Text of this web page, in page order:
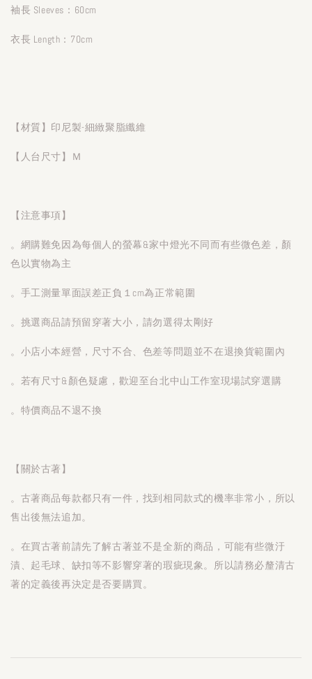
袖長 Sleeves：60cm
衣長 Length：70cm
【材質】印尼製-細緻聚脂纖維
【人台尺寸】Ｍ
【注意事項】
。網購難免因為每個人的螢幕&家中燈光不同而有些微色差，顏
色以實物為主
。手工測量單面誤差正負１cm為正常範圍
。挑選商品請預留穿著大小，請勿選得太剛好
。小店小本經營，尺寸不合、色差等問題並不在退換貨範圍內
。若有尺寸&顏色疑慮，歡迎至台北中山工作室現場試穿選購
。特價商品不退不換
【關於古著】
。古著商品每款都只有一件，找到相同款式的機率非常小，所以
售出後無法追加。
。在買古著前請先了解古著並不是全新的商品，可能有些微汙
漬、起毛球、缺扣等不影響穿著的瑕疵現象。所以請務必釐清古
著的定義後再決定是否要購買。